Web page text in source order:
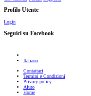
Profilo Utente
Login
Seguici su Facebook
Italiano
Contattaci
Termini e Condizioni
Privacy policy
Aiuto
Home